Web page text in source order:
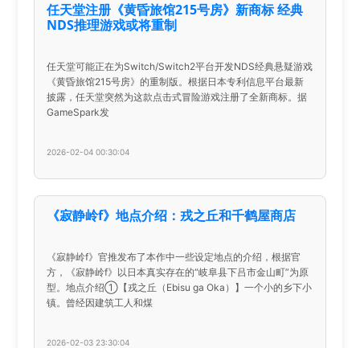
任天堂注册《黄昏旅馆215号房》新商标 经典
NDS推理游戏或将重制
任天堂可能正在为Switch/Switch2平台开发NDS经典悬疑游戏
《黄昏旅馆215号房》的重制版。根据日本专利信息平台最新
披露，任天堂突然为这款点击式冒险游戏注册了全新商标。据
GameSpark发
2026-02-04 00:30:04
《寂静岭f》地点介绍：戎之丘和千鹤屋商店
《寂静岭f》官推发布了本作中一些设定地点的介绍，根据官
方，《寂静岭f》以日本真实存在的“岐阜县下吕市金山町”为原
型。地点介绍①【戎之丘（Ebisu ga Oka）】一个小的乡下小
镇。曾经因建筑工人和煤
2026-02-03 23:30:04